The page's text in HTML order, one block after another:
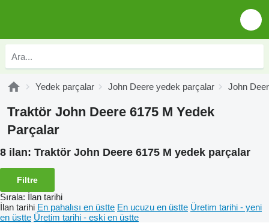
Yedek parçalar John Deere yedek parçalar John
Traktör John Deere 6175 M Yedek
Parçalar
8 ilan: Traktör John Deere 6175 M yedek parçalar
Filtre
Sırala: İlan tarihi
İlan tarihi En pahalısı en üstte En ucuzu en üstte Üretim tarihi - yeni
en üstte Üretim tarihi - eski en üstte